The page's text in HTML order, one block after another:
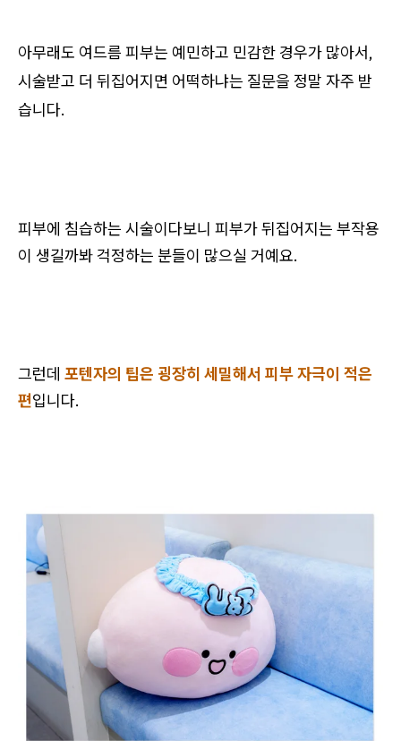
​아무래도 여드름 피부는 예민하고 민감한 경우가 많아서,
시술받고 더 뒤집어지면 어떡하냐는 질문을 정말 자주 받
습니다.
피부에 침습하는 시술이다보니 피부가 뒤집어지는 부작용
이 생길까봐 걱정하는 분들이 많으실 거예요.
그런데 포텐자의 팁은 굉장히 세밀해서 피부 자극이 적은
편입니다.